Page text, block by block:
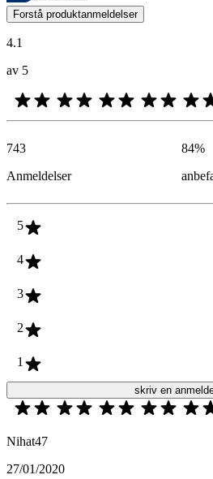
Kundenes meninger i form av produkt-
Forstå produktanmeldelser
4.1
av 5
743
Anmeldelser
84%
5
4
3
2
1
skriv en
Nihat47
27/01/2020